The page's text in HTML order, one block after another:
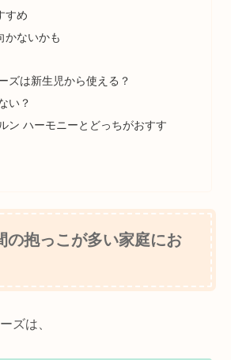
すめ
かないかも
ズは新生児から使える？
い？
ン ハーモニーとどっちがおすす
の抱っこが多い家庭にお
ズは、